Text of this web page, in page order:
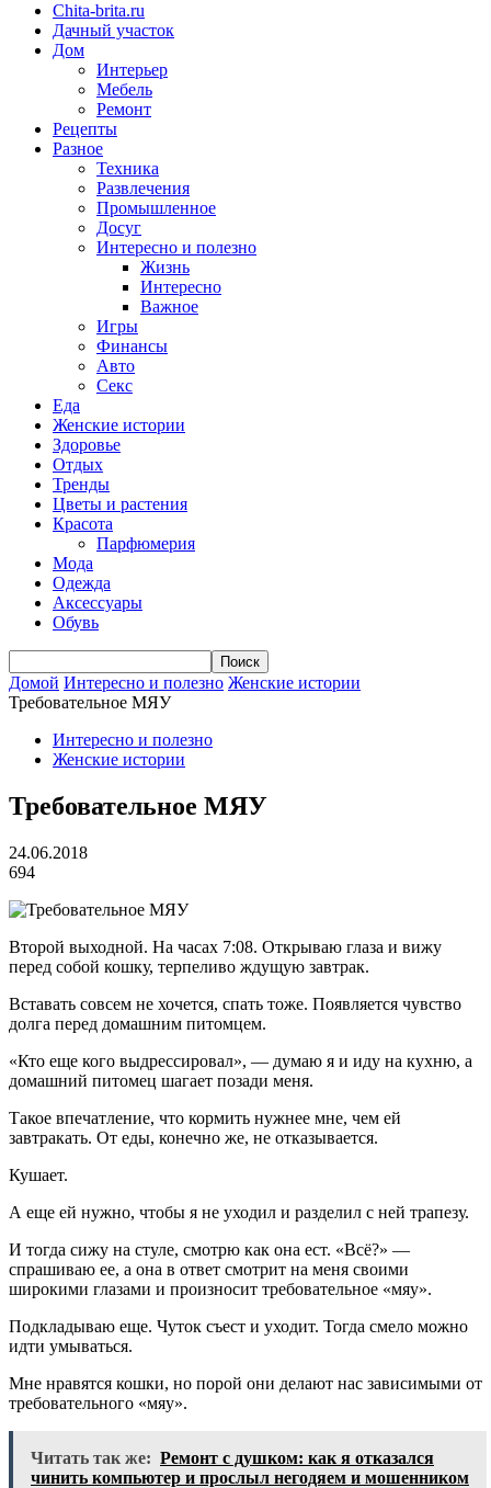
Chita-brita.ru
Дачный участок
Дом
Интерьер
Мебель
Ремонт
Рецепты
Разное
Техника
Развлечения
Промышленное
Досуг
Интересно и полезно
Жизнь
Интересно
Важное
Игры
Финансы
Авто
Секс
Еда
Женские истории
Здоровье
Отдых
Тренды
Цветы и растения
Красота
Парфюмерия
Мода
Одежда
Аксессуары
Обувь
Домой Интересно и полезно Женские истории
Требовательное МЯУ
Интересно и полезно
Женские истории
Требовательное МЯУ
24.06.2018
694
Второй выходной. На часах 7:08. Открываю глаза и вижу
перед собой кошку, терпеливо ждущую завтрак.
Вставать совсем не хочется, спать тоже. Появляется чувство
долга перед домашним питомцем.
«Кто еще кого выдрессировал», — думаю я и иду на кухню, а
домашний питомец шагает позади меня.
Такое впечатление, что кормить нужнее мне, чем ей
завтракать. От еды, конечно же, не отказывается.
Кушает.
А еще ей нужно, чтобы я не уходил и разделил с ней трапезу.
И тогда сижу на стуле, смотрю как она ест. «Всё?» —
спрашиваю ее, а она в ответ смотрит на меня своими
широкими глазами и произносит требовательное «мяу».
Подкладываю еще. Чуток съест и уходит. Тогда смело можно
идти умываться.
Мне нравятся кошки, но порой они делают нас зависимыми от
требовательного «мяу».
Читать так же: Ремонт с душком: как я отказался
чинить компьютер и прослыл негодяем и мошенником